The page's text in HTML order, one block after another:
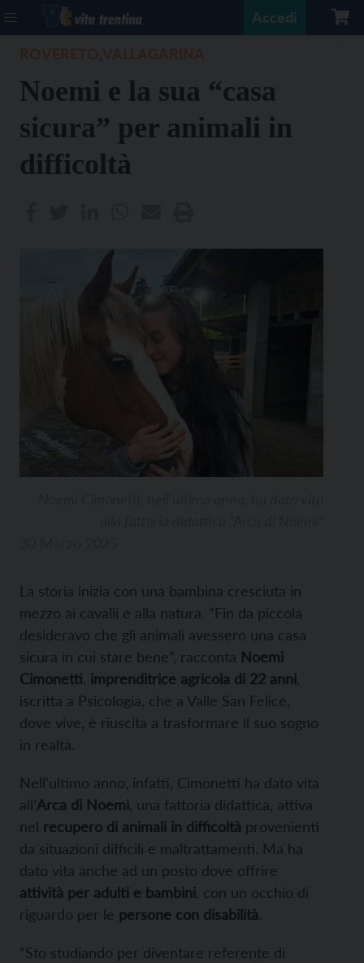
Accedi
,
Noemi e la sua “casa
sicura” per animali in
difficoltà
La storia inizia con una bambina cresciuta in
mezzo ai cavalli e alla natura. “Fin da piccola
desideravo che gli animali avessero una casa
sicura in cui stare bene”, racconta Noemi
Cimonetti imprenditrice agricola di 22 anni
iscritta a Psicologia, che a Valle San Felice,
dove vive, è riuscita a trasformare il suo sogno
in realtà.
Nell’ultimo anno, infatti, Cimonetti ha dato vita
all’Arca di Noemi , una fattoria didattica, attiva
nel recupero di animali in difficoltà provenienti
da situazioni difficili e maltrattamenti. Ma ha
dato vita anche ad un posto dove offrire
attività per adulti e bambini , con un occhio di
riguardo per le persone con disabilità.
“Sto studiando per diventare referente di